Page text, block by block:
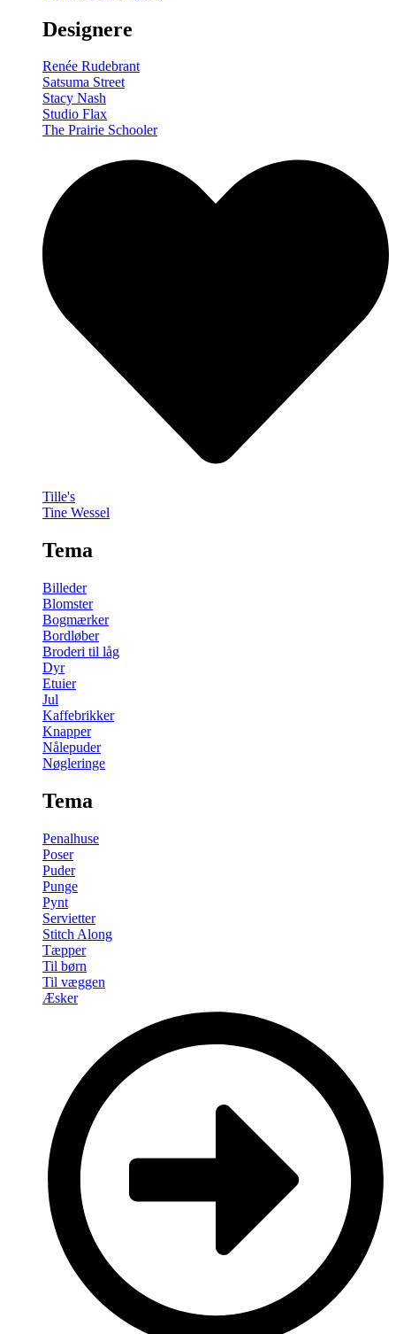
Designere
Renée Rudebrant
Satsuma Street
Stacy Nash
Studio Flax
The Prairie Schooler
Tille's
Tine Wessel
Tema
Billeder
Blomster
Bogmærker
Bordløber
Broderi til låg
Dyr
Etuier
Jul
Kaffebrikker
Knapper
Nålepuder
Nøgleringe
Tema
Penalhuse
Poser
Puder
Punge
Pynt
Servietter
Stitch Along
Tæpper
Til børn
Til væggen
Æsker